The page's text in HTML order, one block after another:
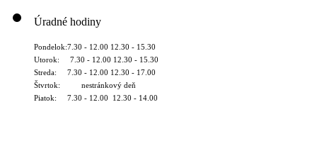
Úradné hodiny
Pondelok:7.30 - 12.00 12.30 - 15.30
Utorok: 7.30 - 12.00 12.30 - 15.30
Streda: 7.30 - 12.00 12.30 - 17.00
Štvrtok: nestránkový deň
Piatok: 7.30 - 12.00 12.30 - 14.00